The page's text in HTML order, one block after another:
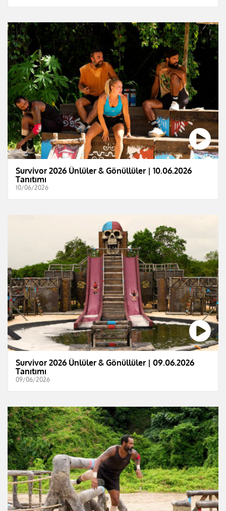
Survivor 2026 Ünlüler & Gönüllüler | 10.06.2026
Tanıtımı
10/06/2026
Survivor 2026 Ünlüler & Gönüllüler | 09.06.2026
Tanıtımı
09/06/2026